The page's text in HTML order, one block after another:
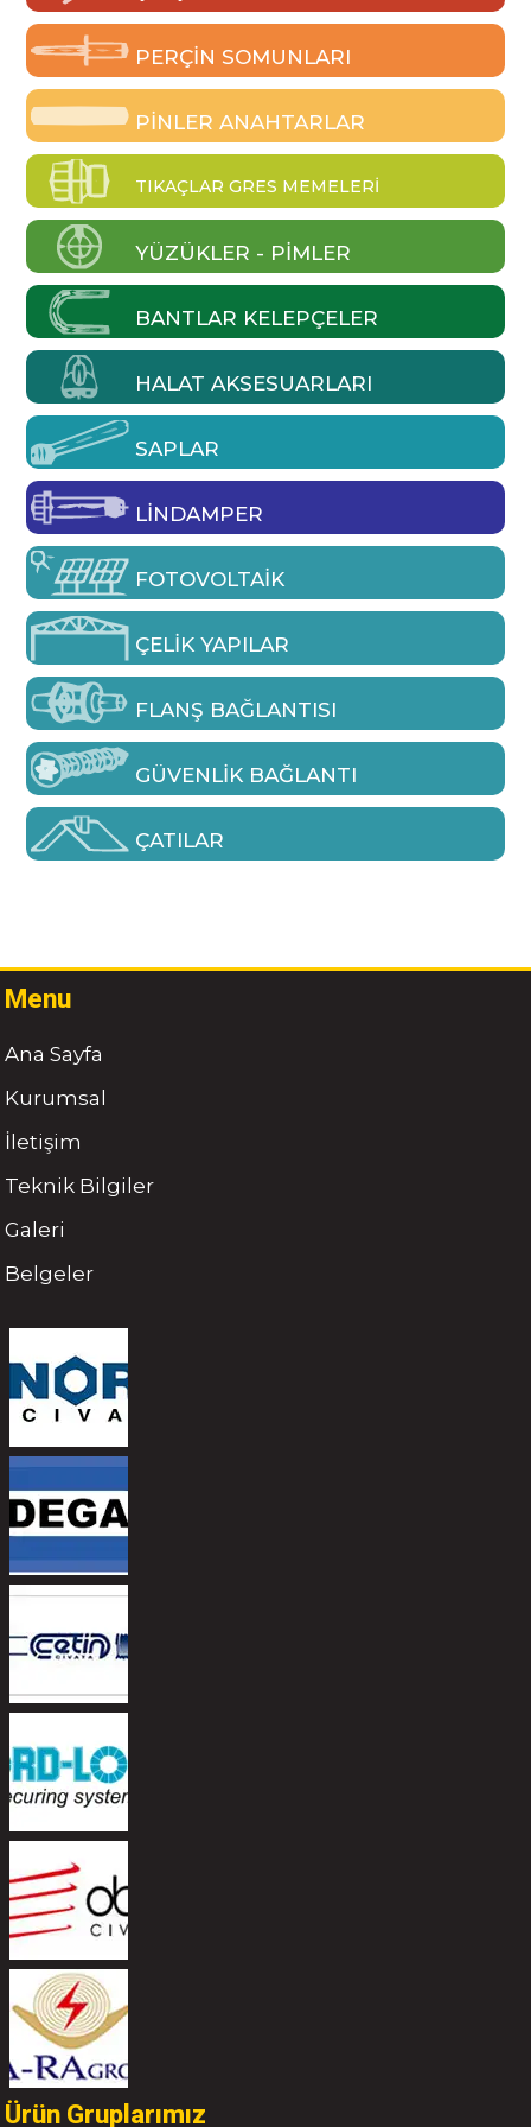
PERÇIN SOMUNLARI
PINLER ANAHTARLAR
TIKAÇLAR GRES MEMELERI
YÜZÜKLER - PIMLER
BANTLAR KELEPÇELER
HALAT AKSESUARLARI
SAPLAR
LINDAMPER
FOTOVOLTAIK
ÇELIK YAPILAR
FLANŞ BAĞLANTISI
GÜVENLIK BAĞLANTI
ÇATILAR
Menu
Ana Sayfa
Kurumsal
İletişim
Teknik Bilgiler
Galeri
Belgeler
Ürün Gruplarımız